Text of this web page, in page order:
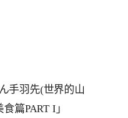
手羽先(世界的山
篇PART I」